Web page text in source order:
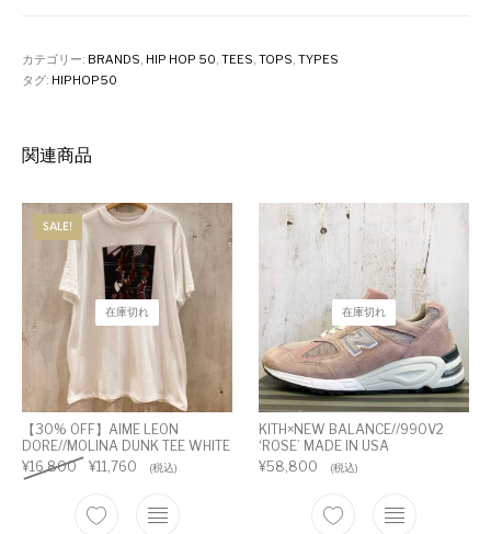
カテゴリー: BRANDS HIP HOP 50 ,TEES ,TOPS ,TYPES
タグ: HIPHOP50
関連商品
SALE!
在庫切れ
【30% OFF】AIME LEON
DORE//MOLINA DUNK TEE WHITE
¥16,800 ¥11,760 (税込)
在庫切れ
KITH×NEW BALANCE//990V2
‘ROSE’ MADE IN USA
¥58,800 (税込)